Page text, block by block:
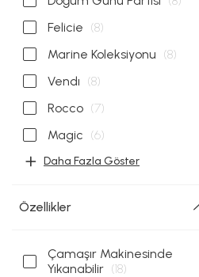
Felicie (8)
Marine Koleksiyonu (8)
Vendı (8)
Rocco (7)
Magic (6)
Daha Fazla Göster
Özellikler
Çamaşır Makinesinde
Yıkanabilir (18)